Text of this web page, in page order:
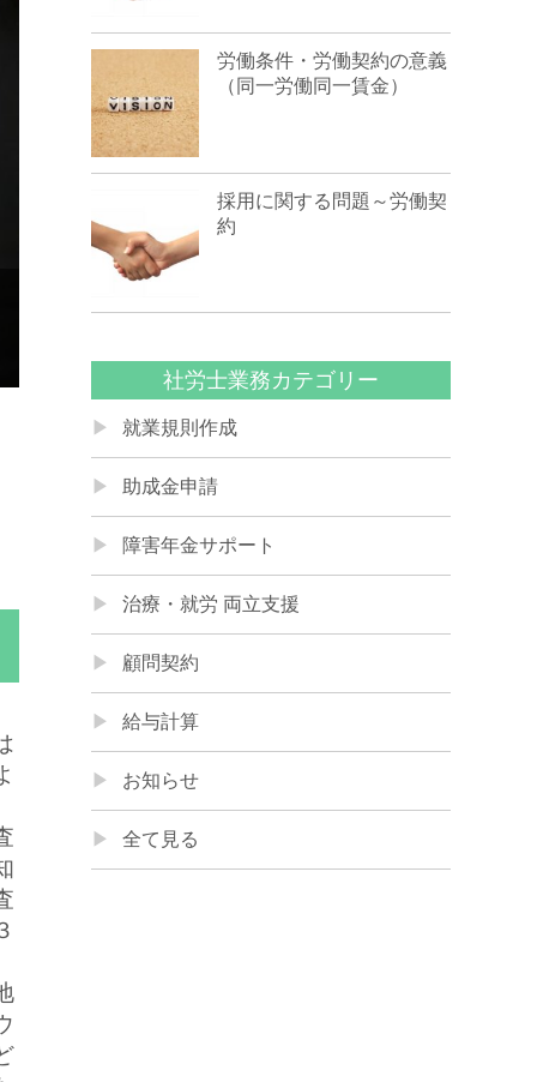
労働条件・労働契約の意義
（同一労働同一賃金）
採用に関する問題～労働契
約
社労士業務カテゴリー
就業規則作成
助成金申請
障害年金サポート
治療・就労 両立支援
顧問契約
給与計算
お知らせ
全て見る